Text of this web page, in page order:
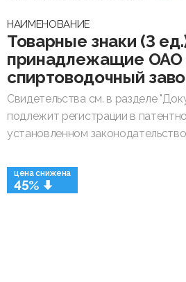
цена снижена
45%
НАИМЕНОВАНИЕ
Товарные знаки (3
принадлежащие ОАО
спиртоводочный
Свидетельства см. в разделе
подлежит регистрации в
установленном